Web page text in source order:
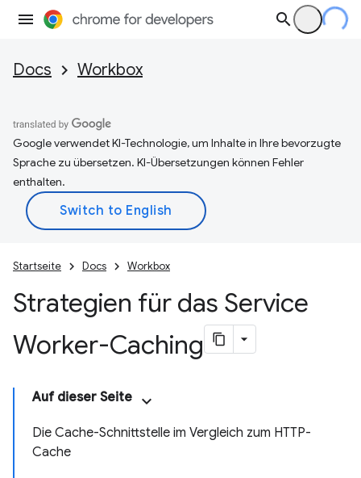
Docs Workbox
Google verwendet KI-Technologie, um Inhalte in Ihre bevorzugte
Sprache zu übersetzen. KI-Übersetzungen können Fehler
enthalten.
Startseite Docs Workbox
Strategien für das Service
Worker-Caching
Auf dieser Seite
Die Cache-Schnittstelle im Vergleich zum HTTP-
Cache